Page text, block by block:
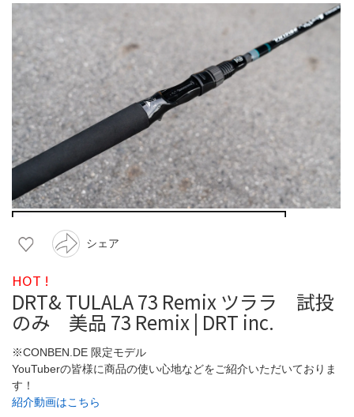
シェア
HOT !
DRT& TULALA 73 Remix ツララ 試投
のみ 美品 73 Remix | DRT inc.
※CONBEN.DE 限定モデル
YouTuberの皆様に商品の使い心地などをご紹介いただいておりま
す！
紹介動画はこちら